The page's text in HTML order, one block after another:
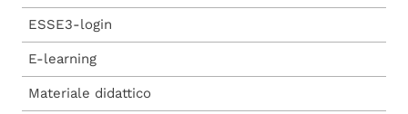
ESSE3-login
E-learning
Materiale didattico